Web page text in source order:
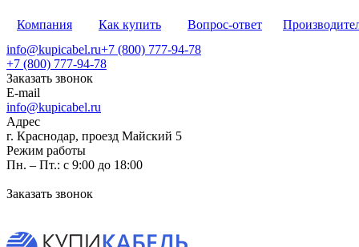
Компания Как купить Вопрос-ответ
info@kupicabel.ru+7 (800) 777-94-78
+7 (800) 777-94-78
Заказать звонок
E-mail
info@kupicabel.ru
Адрес
г. Краснодар, проезд Майский 5
Режим работы
Пн. – Пт.: с 9:00 до 18:00
Заказать звонок